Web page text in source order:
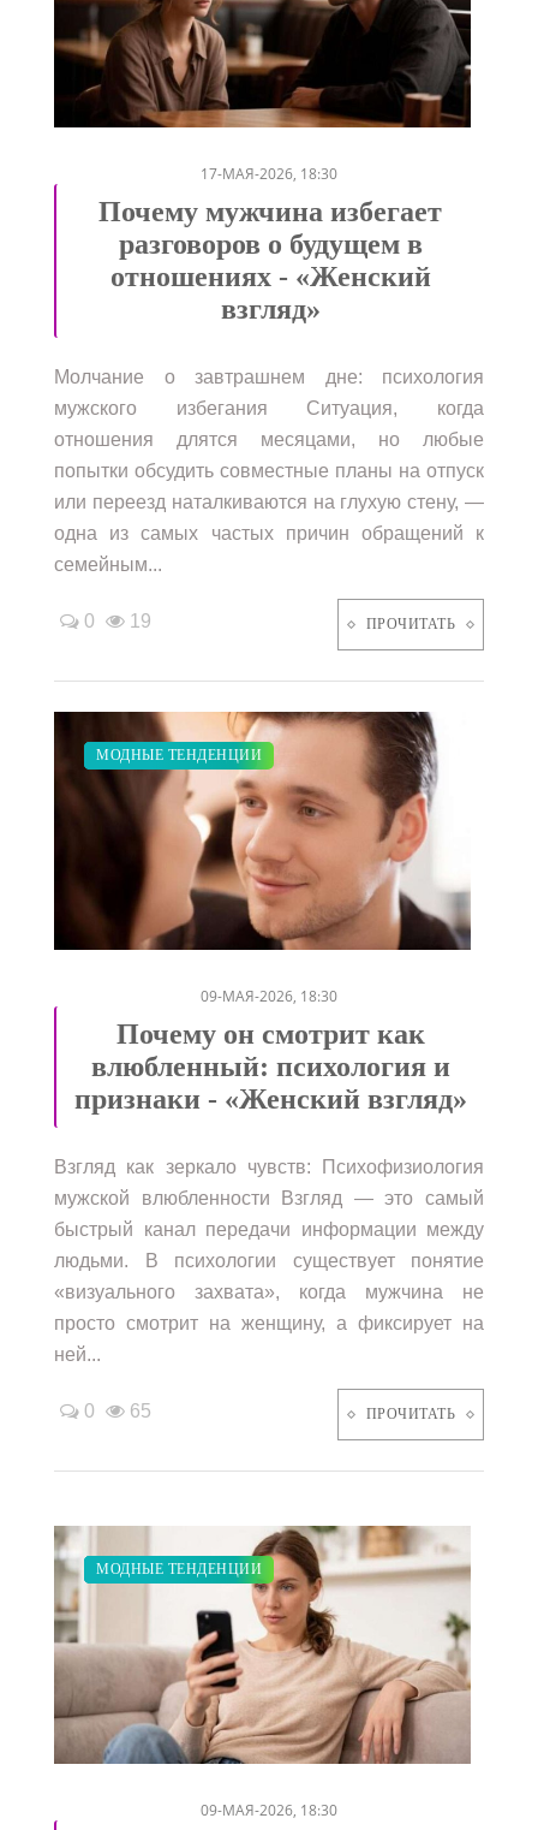
17-МАЯ-2026, 18:30
Почему мужчина избегает
разговоров о будущем в
отношениях - «Женский
взгляд»
Молчание о завтрашнем дне: психология
мужского избегания Ситуация, когда
отношения длятся месяцами, но любые
попытки обсудить совместные планы на отпуск
или переезд наталкиваются на глухую стену, —
одна из самых частых причин обращений к
семейным...
0 19 ПРОЧИТАТЬ
ЗАКУПКИ ПО МОДЕ
ДИЕТА
ПОКАЗЫ
СВАДЬБА
МОДНЫЕ ТЕНДЕНЦИИ
09-МАЯ-2026, 18:30
Почему он смотрит как
влюбленный: психология и
признаки - «Женский взгляд»
Взгляд как зеркало чувств: Психофизиология
мужской влюбленности Взгляд — это самый
быстрый канал передачи информации между
людьми. В психологии существует понятие
«визуального захвата», когда мужчина не
просто смотрит на женщину, а фиксирует на
ней...
0 65 ПРОЧИТАТЬ
ЗАКУПКИ ПО МОДЕ
/
ПОКАЗЫ
/
ДИЕТА
/
СВАДЬБА
МОДНЫЕ ТЕНДЕНЦИИ
09-МАЯ-2026, 18:30